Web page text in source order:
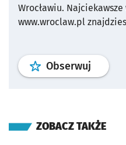
Wrocławiu.
www.wroclaw.pl
Obserwuj profil
ZOBACZ TAKŻE